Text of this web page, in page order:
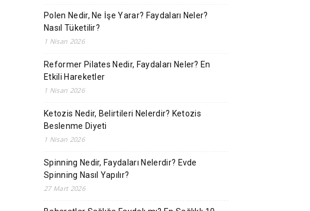
Polen Nedir, Ne İşe Yarar? Faydaları Neler?
Nasıl Tüketilir?
1 Nisan 2026
Reformer Pilates Nedir, Faydaları Neler? En
Etkili Hareketler
1 Nisan 2026
Ketozis Nedir, Belirtileri Nelerdir? Ketozis
Beslenme Diyeti
1 Nisan 2026
Spinning Nedir, Faydaları Nelerdir? Evde
Spinning Nasıl Yapılır?
27 Mart 2026